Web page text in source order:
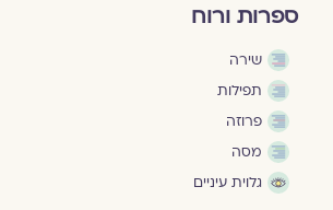
ספרות ורוח
שירה
תפילות
פרוזה
מסה
גלוית עיניים